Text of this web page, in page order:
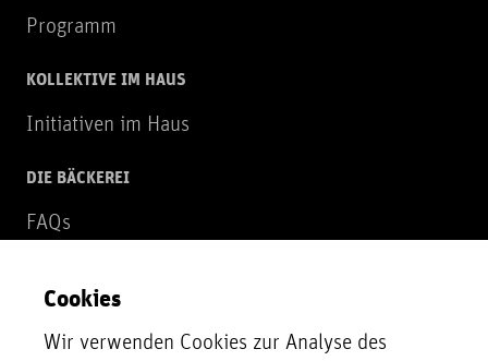
Programm
KOLLEKTIVE IM HAUS
Initiativen im Haus
DIE BÄCKEREI
FAQs
NEWSLETTER
Zur Newsletter Anmeldung
Cookies
Wir verwenden Cookies zur Analyse des